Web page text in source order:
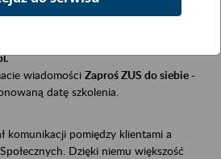
siedzibie firmy, instytucji, urzędu.
wiadomości Zaproś ZUS do siebie -
datę szkolenia.
komunikacji pomiędzy klientami a
Dzięki niemu większość